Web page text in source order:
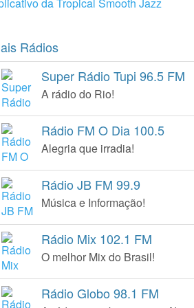
Rádios
Super Rádio Tupi 96.5 FM
A rádio do Rio!
Rádio FM O Dia 100.5
Alegria que irradia!
Rádio JB FM 99.9
Música e Informação!
Rádio Mix 102.1 FM
O melhor Mix do Brasil!
Rádio Globo 98.1 FM